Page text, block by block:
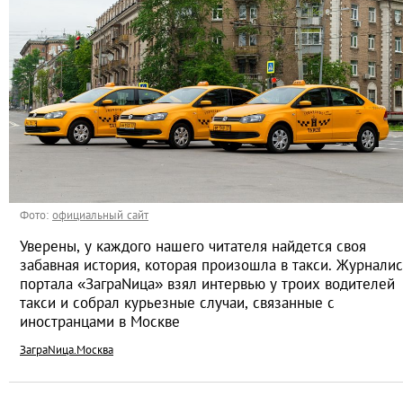
Фото: официальный сайт
Уверены, у каждого нашего читателя найдется своя
забавная история, которая произошла в такси.
портала «ЗаграNица» взял интервью у троих водителей
такси и собрал курьезные случаи, связанные с
иностранцами в Москве
ЗаграNица.Москва